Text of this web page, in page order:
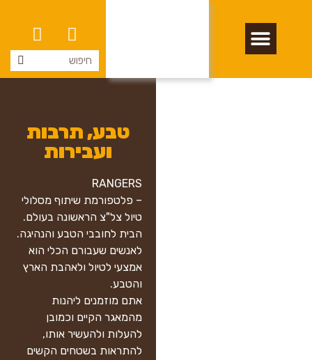
טבע, תרבות
ועבירות
RANGERS
– פלטפורמת שיתוף מסלולי
טיול צל"צ הראשונה בעולם.
הבית לחובבי הטבע והנהיגה.
לאנשים שעבורם הכלי הוא
אמצעי לטיול ולאהבת הארץ
והטבע.
אתם מוזמנים ליהנות
מהמאגר הקיים וכמובן
להעלות ולהעשיר אותו,
להתראות בשטחים הקשים